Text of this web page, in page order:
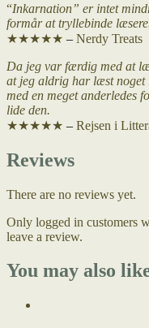
“Inkarnation” er intet
formår at tryllebinde
★★★★★ – Nerdy Treats
Da jeg var færdig med at
at jeg aldrig har læst noget
med en meget anderledes
lide den.
★★★★★ – Rejsen i
Reviews
There are no reviews yet.
Only logged in customers
leave a review.
You may also